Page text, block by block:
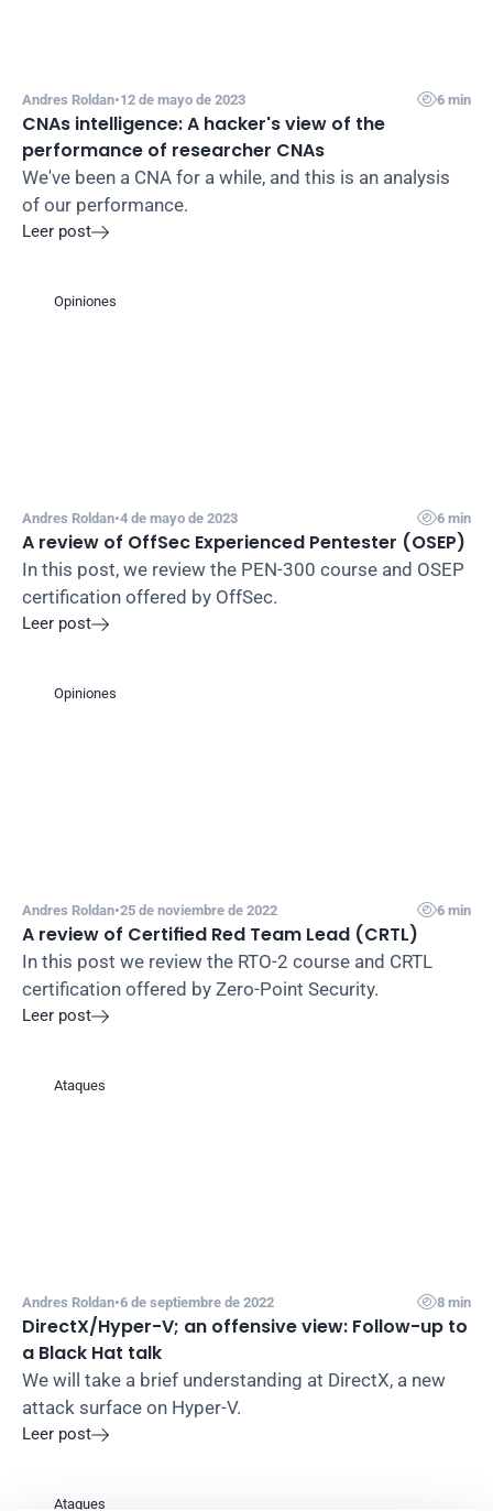
Andres Roldan•12 de mayo de 2023 6 min
CNAs intelligence: A hacker's view of the
performance of researcher CNAs
We've been a CNA for a while, and this is an analysis
of our performance.
Leer post
Opiniones
Andres Roldan•4 de mayo de 2023 6 min
A review of OffSec Experienced Pentester (OSEP)
In this post, we review the PEN-300 course and OSEP
certification offered by OffSec.
Leer post
Opiniones
Andres Roldan•25 de noviembre de 2022 6 min
A review of Certified Red Team Lead (CRTL)
In this post we review the RTO-2 course and CRTL
certification offered by Zero-Point Security.
Leer post
Ataques
Andres Roldan•6 de septiembre de 2022 8 min
DirectX/Hyper-V; an offensive view: Follow-up to
a Black Hat talk
We will take a brief understanding at DirectX, a new
attack surface on Hyper-V.
Leer post
Ataques